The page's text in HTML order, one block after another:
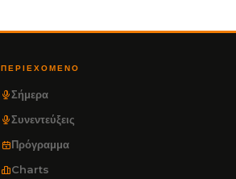
ΠΕΡΙΕΧΌΜΕΝΟ
Σήμερα
Συνεντεύξεις
Πρόγραμμα
Charts